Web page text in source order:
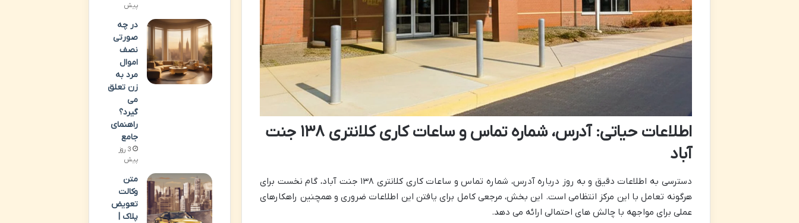
اطلاعات حیاتی: آدرس، شماره تماس و ساعات کاری کلانتری ۱۳۸ جنت
آباد
دسترسی به اطلاعات دقیق و به روز درباره آدرس، شماره تماس و ساعات کاری کلانتری ۱۳۸ جنت آباد، گام نخست برای
هرگونه تعامل با این مرکز انتظامی است. این بخش، مرجعی کامل برای یافتن این اطلاعات ضروری و همچنین راهکارهای
عملی برای مواجهه با چالش های احتمالی ارائه می دهد.
پیش
در چه
صورتی
نصف
اموال
مرد به
زن تعلق
می
گیرد؟
راهنمای
جامع
3 روز
پیش
متن
وکالت
تعویض
پلاک |